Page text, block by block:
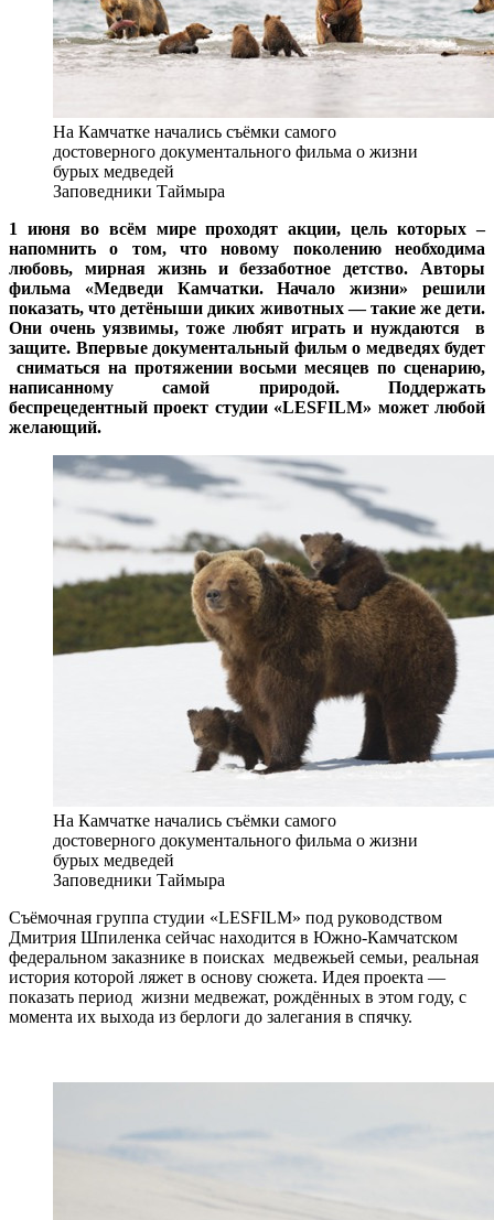
На Камчатке начались съёмки самого
достоверного документального фильма о жизни
Заповедники Таймыра
1 июня во всём мире проходят акции, цель которых –
напомнить о том, что новому поколению необходима
любовь, мирная жизнь и беззаботное детство. Авторы
фильма «Медведи Камчатки. Начало жизни» решили
показать, что детёныши диких животных — такие же дети.
Они очень уязвимы, тоже любят играть и нуждаются в
защите. Впервые документальный фильм о медведях будет
сниматься на протяжении восьми месяцев по сценарию,
написанному самой природой. Поддержать
желающий.
На Камчатке начались съёмки самого
достоверного документального фильма о жизни
Заповедники Таймыра
Съёмочная группа студии «LESFILM» под руководством
Дмитрия Шпиленка сейчас находится в Южно-Камчатском
федеральном заказнике в поисках медвежьей семьи, реальная
история которой ляжет в основу сюжета. Идея проекта —